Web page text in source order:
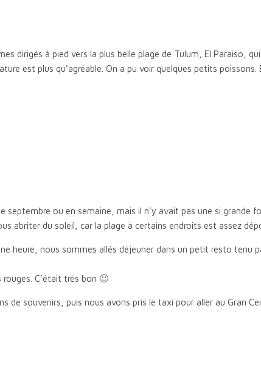
dirigés à pied vers la plus belle plage de Tulum, El Paraiso,
est plus qu’agréable. On a pu voir quelques petits poissons.
septembre ou en semaine, mais il n’y avait pas une si
abriter du soleil, car la plage à certains endroits est assez
heure, nous sommes allés déjeuner dans un petit resto
C’était très bon 🙂
de souvenirs, puis nous avons pris le taxi pour aller au Gran